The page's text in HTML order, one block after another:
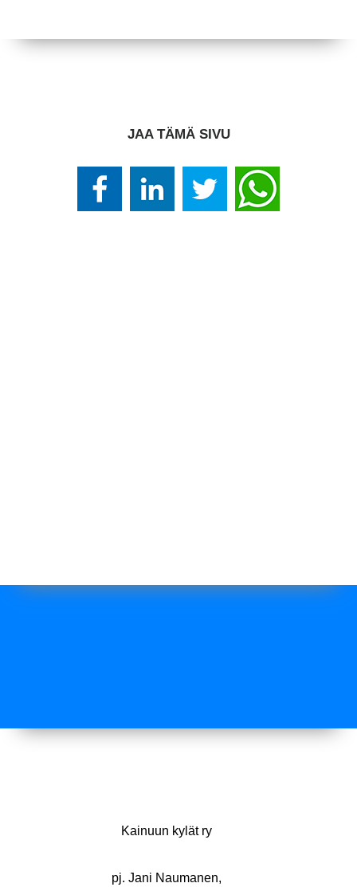
JAA TÄMÄ SIVU
Kainuun kylät ry
pj. Jani Naumanen,